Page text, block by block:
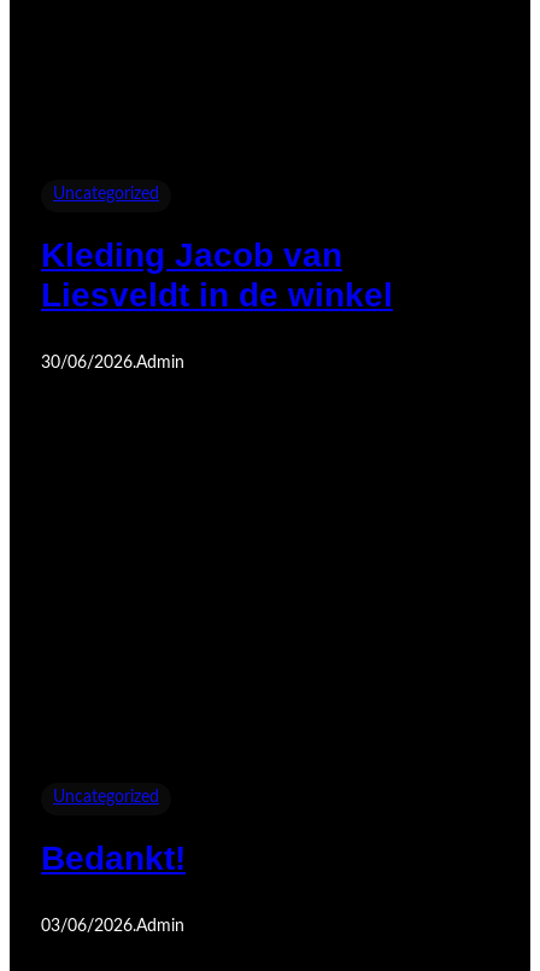
Uncategorized
Kleding Jacob van
Liesveldt in de winkel
30/06/2026.Admin
Uncategorized
Bedankt!
03/06/2026.Admin